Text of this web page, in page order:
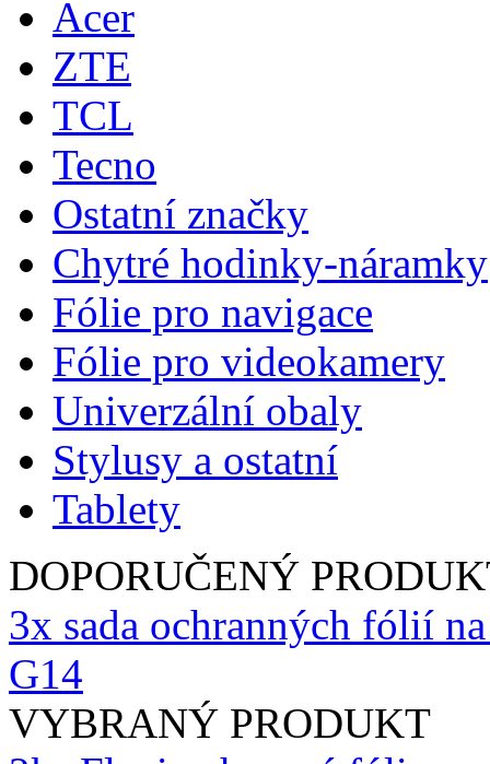
Acer
ZTE
TCL
Tecno
Ostatní značky
Chytré hodinky-náramky
Fólie pro navigace
Fólie pro videokamery
Univerzální obaly
Stylusy a ostatní
Tablety
DOPORUČENÝ
3x sada ochranných fólií
G14
VYBRANÝ PRODUKT